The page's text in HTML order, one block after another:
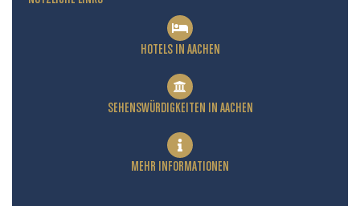
HOTELS IN AACHEN
SEHENSWÜRDIGKEITEN IN AACHEN
MEHR INFORMATIONEN